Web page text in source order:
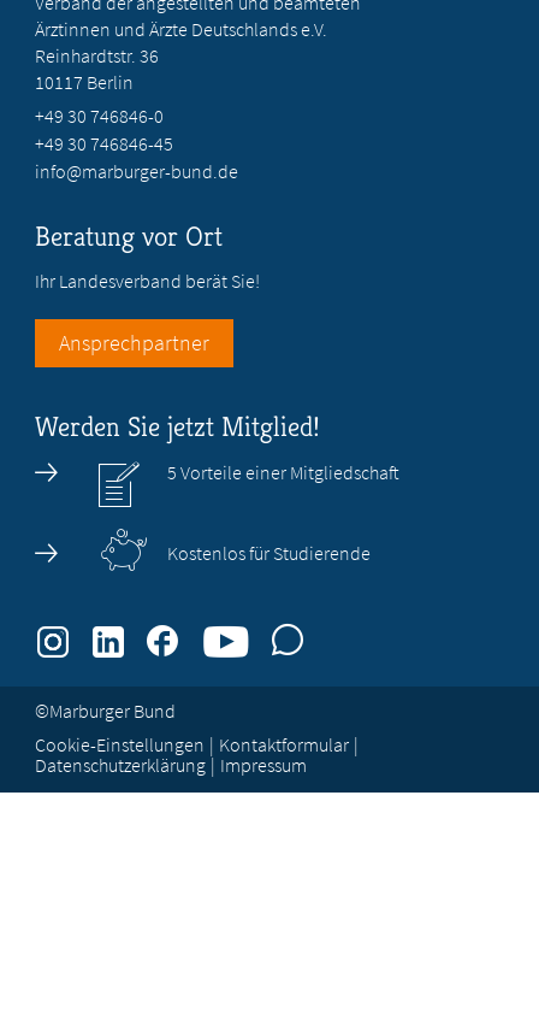
Ärztinnen und Ärzte Deutschlands e.V.
Reinhardtstr. 36
10117 Berlin
+49 30 746846-0
+49 30 746846-45
info@marburger-bund.de
Beratung vor Ort
Ihr Landesverband berät Sie!
Ansprechpartner
Werden Sie jetzt Mitglied!
5 Vorteile einer Mitgliedschaft
Kostenlos für Studierende
©Marburger Bund
Cookie-Einstellungen
Kontaktformular
Datenschutzerklärung
Impressum